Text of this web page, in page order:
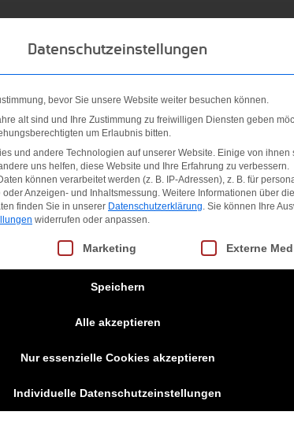
leicht und widerstandsfähig. Der im Hüftbereich
zudem Schutz vor UV-Strahlen (UPF 30).
Datenschutzeinstellungen
bevor Sie unsere Website weiter besuchen können.
alt sind und Ihre Zustimmung zu freiwilligen Diensten geben
um Erlaubnis bitten.
und andere Technologien auf unserer Website. Einige von ihnen
uns helfen, diese Website und Ihre Erfahrung zu verbessern.
können verarbeitet werden (z. B. IP-Adressen), z. B. für
Anzeigen- und Inhaltsmessung. Weitere Informationen über die
finden Sie in unserer Datenschutzerklärung. Sie können Ihre
widerrufen oder anpassen.
Service-Gruppen, für die eine Einwilligung erteilt
Marketing Externe
Speichern
Alle akzeptieren
Nur essenzielle Cookies akzeptieren
Individuelle Datenschutzeinstellungen